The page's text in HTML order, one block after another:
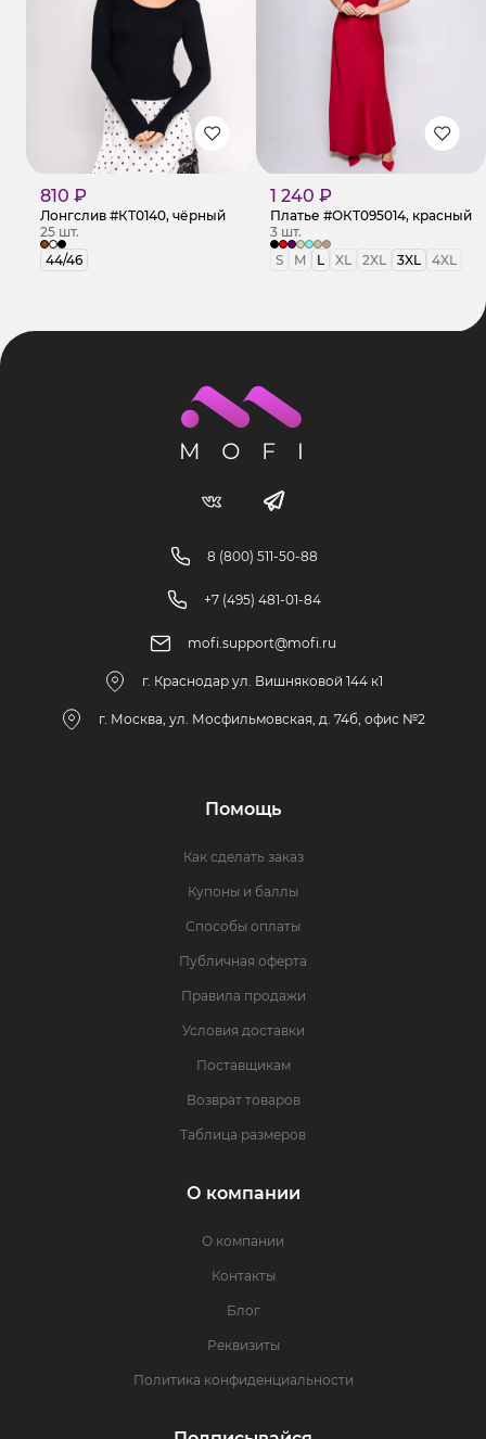
810 ₽
Лонгслив #КТ0140, чёрный
25 шт.
44/46
1 240 ₽
Платье #ОКТ095014, красный
3 шт.
S
M L XL 2XL 3XL 4XL
8 (800) 511-50-88
+7 (495) 481-01-84
mofi.support@mofi.ru
г. Краснодар ул. Вишняковой 144 к1
г. Москва, ул. Мосфильмовская, д. 74б, офис №2
Помощь
Как сделать заказ
Купоны и баллы
Способы оплаты
Публичная оферта
Правила продажи
Условия доставки
Поставщикам
Возврат товаров
Таблица размеров
О компании
О компании
Контакты
Блог
Реквизиты
Политика конфиденциальности